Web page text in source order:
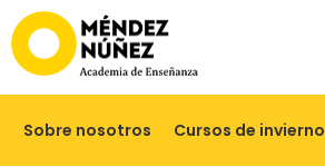
Sobre nosotros Cursos de invierno